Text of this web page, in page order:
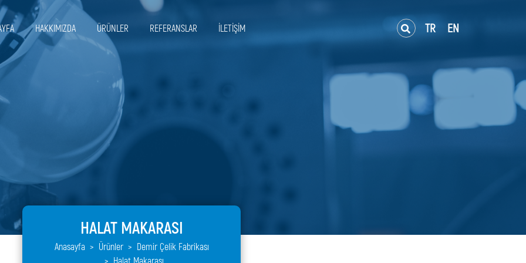
HAKKIMIZDA ÜRÜNLER REFERANSLAR İLETİŞİM Ara TR EN
HALAT MAKARASI
Anasayfa Ürünler
Demir Çelik Fabrikası
Halat Makarası